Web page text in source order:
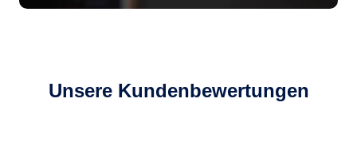
Unsere Kundenbewertungen